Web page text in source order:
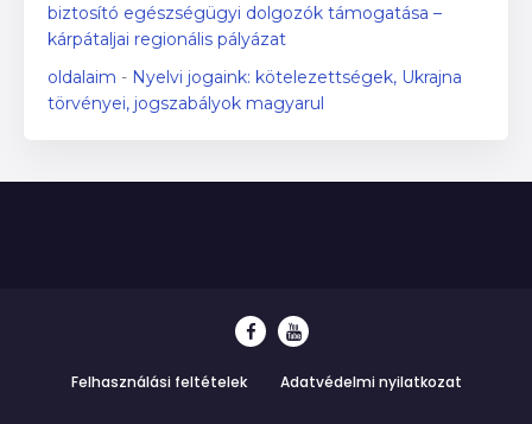
biztosító egészségügyi dolgozók támogatása –
kárpátaljai regionális pályázat
oldalaim - Nyelvi jogaink: kötelezettségek, Ukrajna
törvényei, jogszabályok magyarul
Felhasználási feltételek Adatvédelmi nyilatkozat